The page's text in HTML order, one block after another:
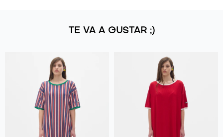
TE VA A GUSTAR ;)